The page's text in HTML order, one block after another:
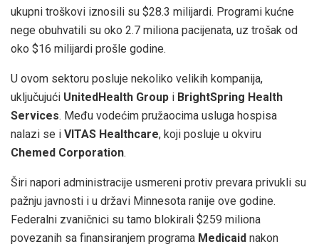
ukupni troškovi iznosili su $28.3 milijardi. Programi kućne
nege obuhvatili su oko 2.7 miliona pacijenata, uz trošak od
oko $16 milijardi prošle godine.
U ovom sektoru posluje nekoliko velikih kompanija,
uključujući UnitedHealth Group i BrightSpring Health
Services. Među vodećim pružaocima usluga hospisa
nalazi se i VITAS Healthcare, koji posluje u okviru
Chemed Corporation.
Širi napori administracije usmereni protiv prevara privukli su
pažnju javnosti i u državi Minnesota ranije ove godine.
Federalni zvaničnici su tamo blokirali $259 miliona
povezanih sa finansiranjem programa Medicaid nakon